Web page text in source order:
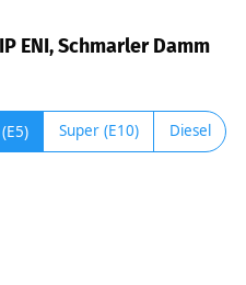
ENI, Schmarler Damm
Super (E10) Diesel